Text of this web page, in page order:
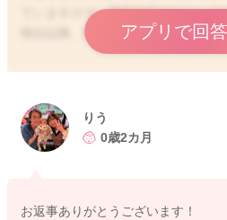
ていますので、典型症状ではないで
明日以降、医師にも診てもらえると
アプリで回
りう
0歳2カ月
お返事ありがとうございます！